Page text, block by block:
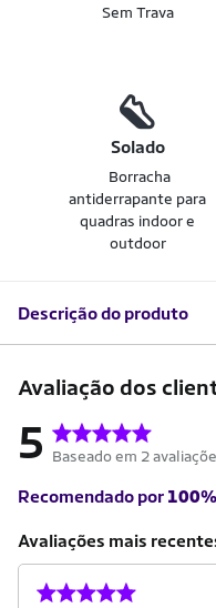
Sem Trava
Solado
Borracha
antiderrapante para
quadras indoor e
outdoor
Descrição do produto
Avaliação dos
5 Baseado em 2
Recomendado por 100%
Avaliações mais